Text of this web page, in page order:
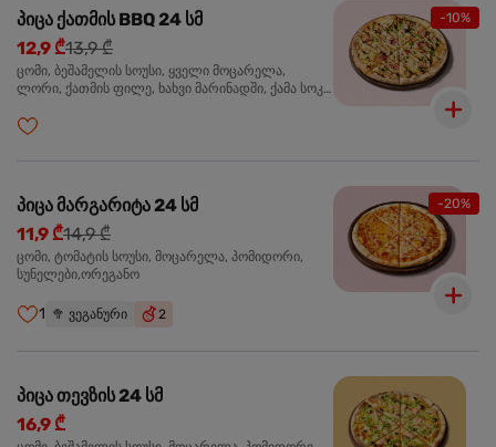
-10%
პიცა ქათმის BBQ 24 სმ
12,9 ₾13,9 ₾
ცომი, ბეშამელის სოუსი, ყველი მოცარელა,
ლორი, ქათმის ფილე, ხახვი მარინადში, ქამა სოკო
-20%
პიცა მარგარიტა 24 სმ
11,9 ₾14,9 ₾
ცომი, ტომატის სოუსი, მოცარელა, პომიდორი,
სუნელები,ორეგანო
1 🥦 ვეგანური 2
პიცა თევზის 24 სმ
16,9 ₾